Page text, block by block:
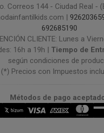
Correos 144 - Ciudad Real -
|
692685190
CLIENTE: Lunes a
16h a 19h | Tiempo de
según condiciones de
(*) Precios con Impuestos
Métodos de pago